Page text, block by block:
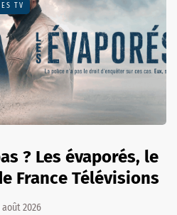
TV
? Les évaporés, le
France Télévisions
août 2026